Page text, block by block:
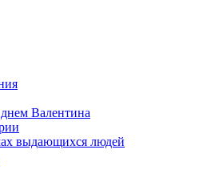
Валентина
выдающихся людей